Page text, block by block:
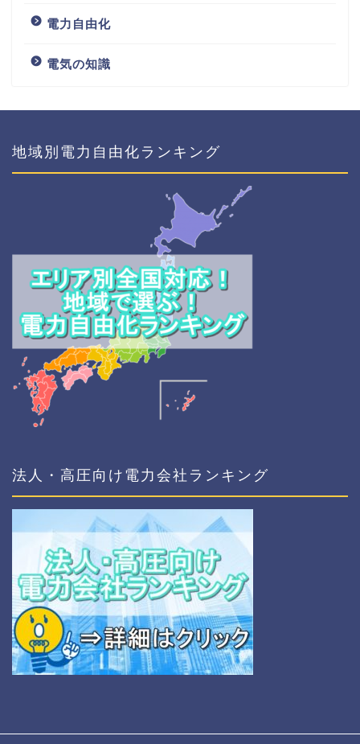
電力自由化
電気の知識
地域別電力自由化ランキング
法人・高圧向け電力会社ランキング